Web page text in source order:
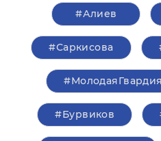
#Алиев
#Саркисова
#Бурвиков